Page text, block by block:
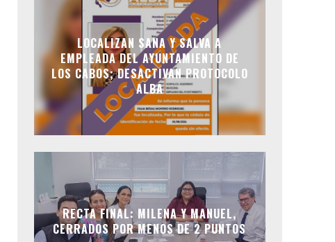
LOCALIZAN SANA Y SALVA A
EMPLEADA DEL AYUNTAMIENTO DE
LOS CABOS; DESACTIVAN PROTOCOLO
ALBA
RECTA FINAL: MILENA Y MANUEL,
CERRADOS POR MENOS DE 2 PUNTOS